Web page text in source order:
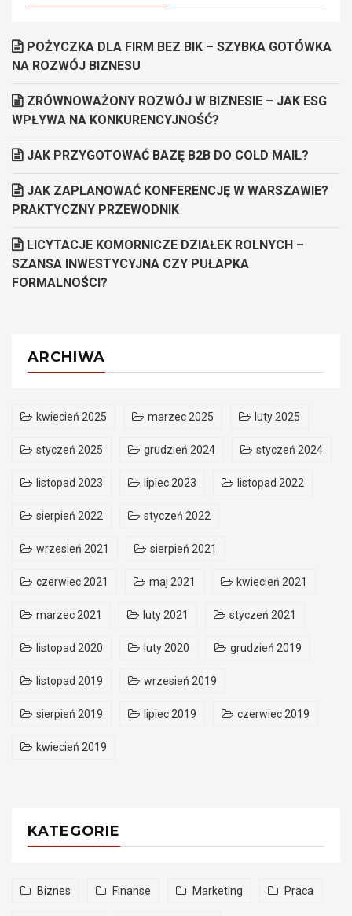
POŻYCZKA DLA FIRM BEZ BIK – SZYBKA GOTÓWKA
NA ROZWÓJ BIZNESU
ZRÓWNOWAŻONY ROZWÓJ W BIZNESIE – JAK ESG
WPŁYWA NA KONKURENCYJNOŚĆ?
JAK PRZYGOTOWAĆ BAZĘ B2B DO COLD MAIL?
JAK ZAPLANOWAĆ KONFERENCJĘ W WARSZAWIE?
PRAKTYCZNY PRZEWODNIK
LICYTACJE KOMORNICZE DZIAŁEK ROLNYCH –
SZANSA INWESTYCYJNA CZY PUŁAPKA
FORMALNOŚCI?
ARCHIWA
kwiecień 2025 marzec 2025 luty 2025
styczeń 2025 grudzień 2024 styczeń 2024
listopad 2023 lipiec 2023 listopad 2022
sierpień 2022 styczeń 2022
wrzesień 2021 sierpień 2021
czerwiec 2021 maj 2021 kwiecień 2021
marzec 2021 luty 2021 styczeń 2021
listopad 2020 luty 2020 grudzień 2019
listopad 2019 wrzesień 2019
sierpień 2019 lipiec 2019 czerwiec 2019
kwiecień 2019
KATEGORIE
Biznes Finanse Marketing Praca